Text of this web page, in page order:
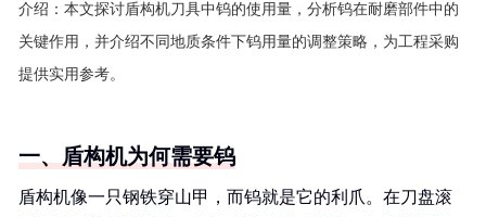
介绍： 本文探讨盾构机刀具中钨的使用量，分析钨在耐磨部件中的
关键作用，并介绍不同地质条件下钨用量的调整策略，为工程采购
提供实用参考。
一、盾构机为何需要钨
盾构机像一只钢铁穿山甲，而钨就是它的利爪。在刀盘滚